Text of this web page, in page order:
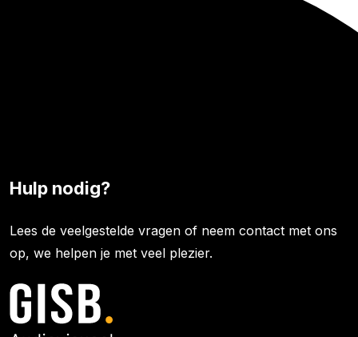
Hulp nodig?
Lees de veelgestelde vragen of neem contact met ons
op, we helpen je met veel plezier.